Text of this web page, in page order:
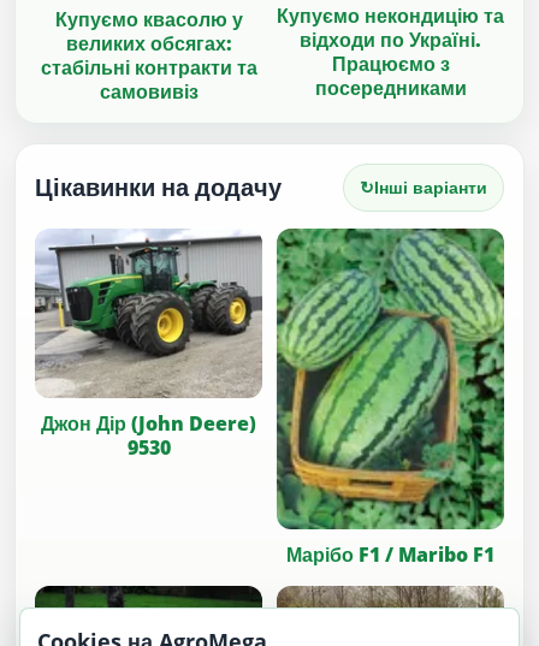
Купуємо квасолю у
великих обсягах:
стабільні контракти та
самовивіз
Купуємо некондицію та
відходи по Україні.
Працюємо з
посередниками
Цікавинки на додачу ↻Інші варіанти
Джон Дір (John Deere)
9530
Марібо F1 / Maribo F1